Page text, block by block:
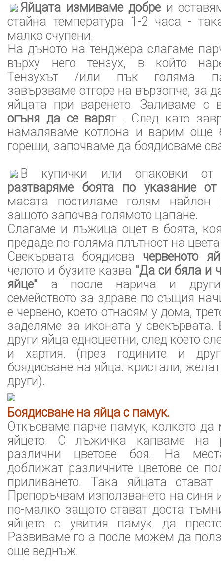
Яйцата измиваме добреи
стайна температура 1-2 часа -
малко счупени.
На дъното на тенджера слагаме
върху него тензух, в който
Тензухът /или пък голяма
завързваме отгоре на вързопче, за
яйцата при варенето. Заливаме с
огъня да се варят . След като
намаляваме котлона и варим още
горещи, започваме да боядисваме
В купички или опаковки от
разтваряме боята по указание от
масата постиламе голям найлон
защото започва голямото цапане.
Слагаме и лъжица оцет в боята,
предаде по-голяма плътност на
Свекървата боядисва червеното
челото и бузите казва "Да си бяла и
яйце" а после нарича и
семейството за здраве по същия
е червено, което отнасям у дома,
заделяме за иконата у
други яйца едноцветни, след което
и хартия. (през годините и
боядисване на яйца: кристали,
други).
Боядисване на яйца с памук.
Откъсваме парче памук, колкото
яйцето. С лъжичка капваме на
различни цветове боя. На
доближат различните цветове се
приливането. Така яйцата
Препоръчвам използването на синя
по-малко защото стават доста
яйцето с увития памук да
Развиваме го а после можем да
още веднъж.